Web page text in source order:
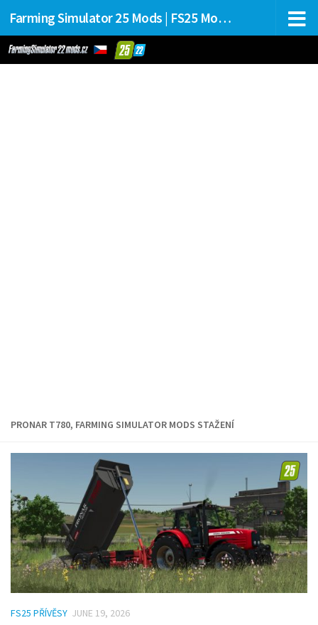
Farming Simulator 25 Mods | FS25 Mods Stahování
PRONAR T780, FARMING SIMULATOR MODS STAŽENÍ
FS25 PŘÍVĚSY JUNE 19, 2026